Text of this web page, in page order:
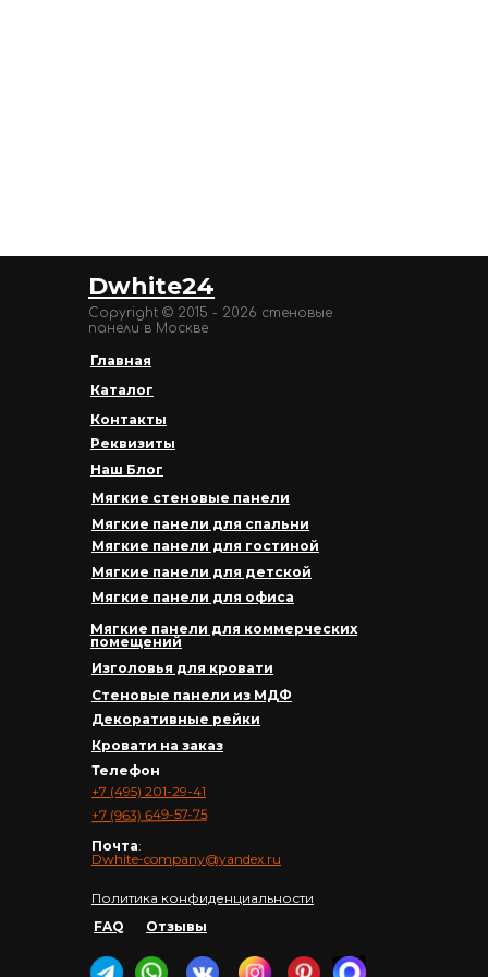
+7 (495) 201-29-41
+7 (963) 649-57-75
Почта:
Dwhite-company@yandex.ru
Политика конфиденциальности
Телефон
FAQ
Мягкие панели для коммерческих
помещений
Изголовья для кровати
Стеновые панели из МДФ
Декоративные рейки
Кровати на заказ
Мягкие стеновые панели
Мягкие панели для гостиной
Мягкие панели для детской
Мягкие панели для офиса
Мягкие панели для спальни
Главная
Каталог
Контакты
Реквизиты
Наш Блог
Отзывы
Copyright © 2015 - 2026 стеновые
панели в Москве
Dwhite24